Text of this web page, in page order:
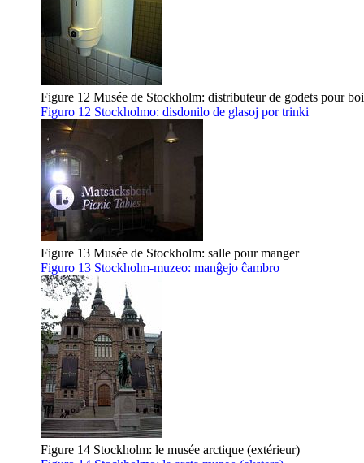
Figure 12 Musée de Stockholm: distributeur de godets pour
Figuro 12 Stockholmo: disdonilo de glasoj por trinki
Figure 13 Musée de Stockholm: salle pour manger
Figuro 13 Stockholm-muzeo: manĝejo ĉambro
Figure 14 Stockholm: le musée arctique (extérieur)